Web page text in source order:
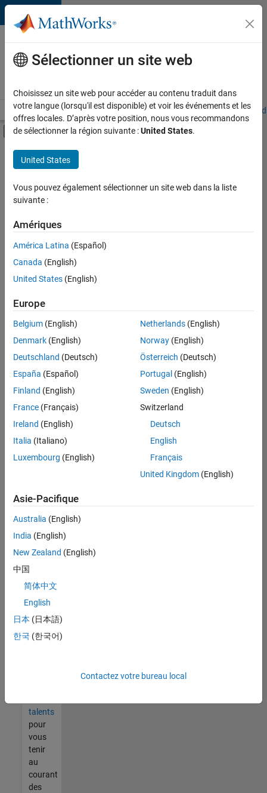
Passer au contenu
Votre
carrière
chez
Accueil Explorer nos opportunités Adresses de nos bureaux
Activer/désactiver l'affichage du menu
Contenu principal
FILTRER PAR
Ventes commerciales
Ventes pour l'éducation
Communication marketing
Actuellement,
aucune
offre
d'emploi
correspondant
à vos
critères
de
recherche.
Vous
pouvez
élargir
votre
recherche
ou
afficher
l’ensemble
d'emploi.
malgré
tout
vous
trouvez
pas
d'offre
corresponde
à vos
talents
pour
vous
tenir
au
courant
des
Sélectionner un site web
Choisissez un site web pour accéder au contenu traduit dans
votre langue (lorsqu'il est disponible) et voir les événements et les
offres locales. D’après votre position, nous vous recommandons
de sélectionner la région suivante :United States.
United States
Vous pouvez également sélectionner un site web dans la liste
suivante :
Amériques
América Latina (Español)
Canada (English)
United States (English)
Europe
Belgium (English)
Denmark (English)
Deutschland (Deutsch)
España (Español)
Finland (English)
France (Français)
Ireland (English)
Italia (Italiano)
Luxembourg (English)
Netherlands(English)
Norway(English)
Österreich (Deutsch)
Portugal (English)
Sweden (English)
Switzerland
Deutsch
English
Français
United Kingdom(English)
Asie-Pacifique
Australia (English)
India (English)
New Zealand (English)
中国
简体中文
English
日本 (日本語)
한국 (한국어)
Contactez votre bureau local